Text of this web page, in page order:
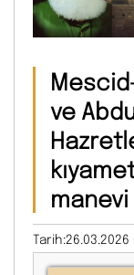
ve
Tarih:26.03.2026